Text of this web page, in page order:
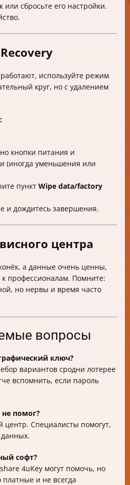
сбросьте его настройки.
используйте режим
круг, но с удалением
кнопки питания и
(иногда уменьшения или
пункт Wipe data/factory
и дождитесь завершения.
центра
а данные очень ценны,
к профессионалам. Помните:
но нервы и время часто
вопросы
ключ?
вариантов сродни лотерее
вспомнить, если пароль
не помог?
центр. Специалисты помогут,
софт?
4uKey могут помочь, но
и не всегда